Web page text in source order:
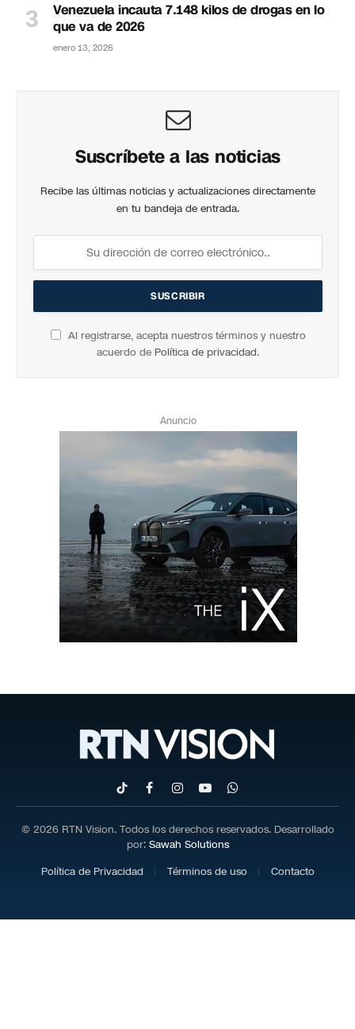
Venezuela incauta 7.148 kilos de drogas en lo
que va de 2026
enero 13, 2026
Suscríbete a las noticias
Recibe las últimas noticias y actualizaciones directamente
en tu bandeja de entrada.
Al registrarse, acepta nuestros términos y nuestro
acuerdo de Política de privacidad.
Anuncio
TikTokFacebookInstagram
YouTubeWhatsApp
© 2026 RTN Vision. Todos los derechos reservados. Desarrollado
por: Sawah Solutions
Política de Privacidad
Términos de uso Contacto